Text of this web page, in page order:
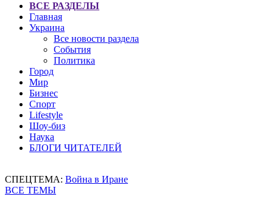
ВСЕ РАЗДЕЛЫ
Главная
Украина
Все новости раздела
События
Политика
Город
Мир
Бизнес
Спорт
Lifestyle
Шоу-биз
Наука
БЛОГИ ЧИТАТЕЛЕЙ
СПЕЦТЕМА: Война в Иране
ВСЕ ТЕМЫ